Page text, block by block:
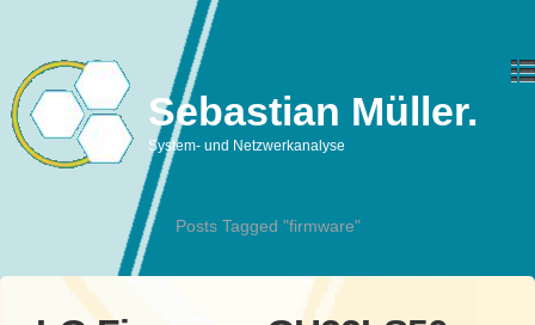
Sebastian Müller.
System- und Netzwerkanalyse
Posts Tagged "firmware"